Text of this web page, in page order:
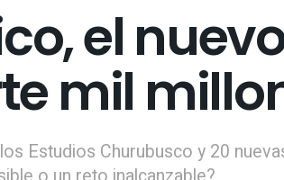
el
mil
Estudios Churubusco y 20